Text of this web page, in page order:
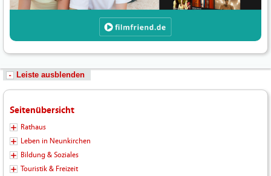
Leiste ausblenden
Seitenübersicht
Rathaus
Leben in Neunkirchen
Bildung & Soziales
Touristik & Freizeit